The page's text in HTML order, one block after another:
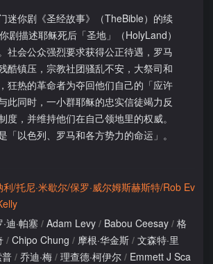
迷你剧《圣经故事》（TheBible）的续
剧描述耶稣死后「圣地」（HolyLand）
社会公众强烈要求获得公正待遇，罗马
酷镇压，宗教社团骚乱不安，大祭司和
狂热的革命者为夺回他们自己的「应许
此同时，一小群耶稣的忠实信徒竭力反
度，并维持他们在自己领地里的权威。
「以色列、罗马和各方势力的命运」。
利/托尼·米歇尔/保罗·威尔姆斯赫斯特/Rob Ev
迪·帕塞 / Adam Levy / Babou Ceesay / 格
/ Chipo Chung / 摩根·华金斯 / 文森特·里
普 / 乔迪·梅 / 理查德·柯伊尔 / Emmett J Sca